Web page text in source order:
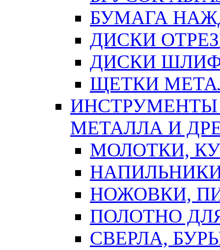
БУМАГА
ДИСКИ
ДИСКИ
ЩЕТКИ
ИНСТРУМЕНТЫ
МЕТАЛЛА И
МОЛОТКИ,
НОЖОВКИ,
ПОЛОТНО
СВЕРЛА,